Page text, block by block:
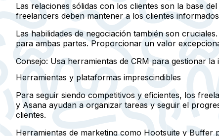
Las relaciones sólidas con los clientes son la base
freelancers deben mantener a los clientes
Las habilidades de negociación también son
para ambas partes. Proporcionar un valor
Consejo: Usa herramientas de CRM para gestionar
Herramientas y plataformas imprescindibles
Para seguir siendo competitivos y eficientes, los
y Asana ayudan a organizar tareas y seguir el
clientes.
Herramientas de marketing como Hootsuite y Buffer